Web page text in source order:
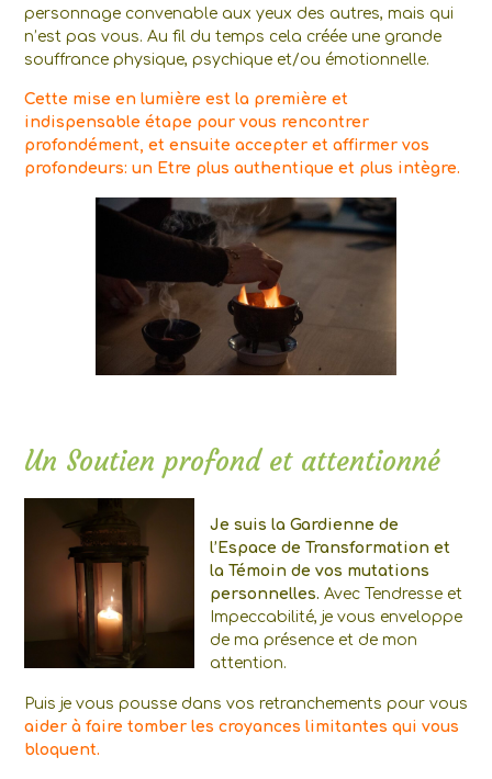
personnage convenable aux yeux des autres, mais qui
n’est pas vous. Au fil du temps cela créée une grande
souffrance physique, psychique et/ou émotionnelle.
Cette mise en lumière est la première et
indispensable étape pour vous rencontrer
profondément, et ensuite accepter et affirmer vos
profondeurs: un Etre plus authentique et plus intègre.
Un Soutien profond et attentionné
Je suis la Gardienne de
l’Espace de Transformation et
la Témoin de vos mutations
personnelles. Avec Tendresse et
Impeccabilité, je vous enveloppe
de ma présence et de mon
attention.
Puis je vous pousse dans vos retranchements pour vous
aider à faire tomber les croyances limitantes qui vous
bloquent.